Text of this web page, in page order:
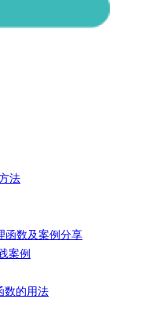
法
函数及案例分享
案例
数的用法